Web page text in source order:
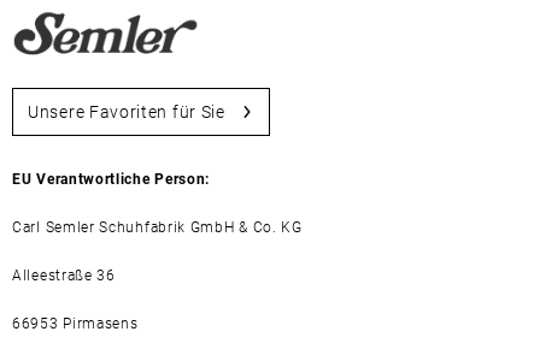
Unsere Favoriten für Sie
EU Verantwortliche Person:
Carl Semler Schuhfabrik GmbH & Co. KG
Alleestraße 36
66953 Pirmasens